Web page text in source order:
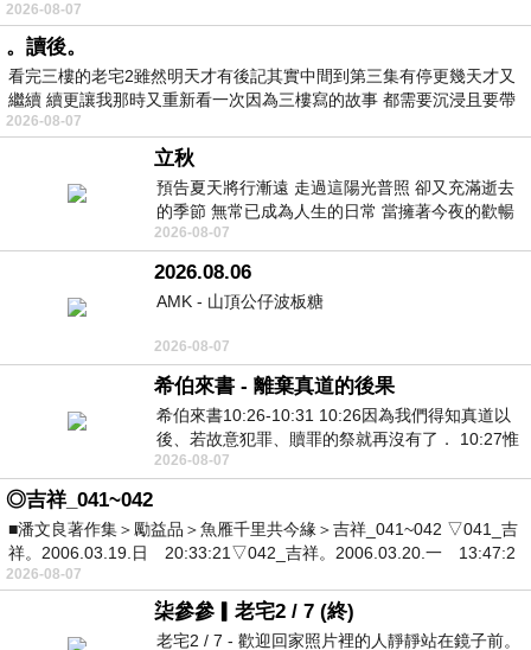
2026-08-07
。讀後。
看完三樓的老宅2雖然明天才有後記其實中間到第三集有停更幾天才又
繼續 續更讓我那時又重新看一次因為三樓寫的故事 都需要沉浸且要帶
有
2026-08-07
立秋
預告夏天將行漸遠 走過這陽光普照 卻又充滿逝去
的季節 無常已成為人生的日常 當擁著今夜的歡暢
舒心 轉眼驟成昨日 而明晨 太陽
2026-08-07
2026.08.06
AMK - 山頂公仔波板糖
2026-08-07
希伯來書 - 離棄真道的後果
希伯來書10:26-10:31 10:26因為我們得知真道以
後、若故意犯罪、贖罪的祭就再沒有了． 10:27惟
有戰懼等候審判和那燒滅眾敵人的烈火
2026-08-07
◎吉祥_041~042
■潘文良著作集＞勵益品＞魚雁千里共今緣＞吉祥_041~042 ▽041_吉
祥。2006.03.19.日 20:33:21▽042_吉祥。2006.03.20.一 13:47:2
2026-08-07
柒參參▎老宅2 / 7 (終)
老宅2 / 7 - 歡迎回家照片裡的人靜靜站在鏡子前。